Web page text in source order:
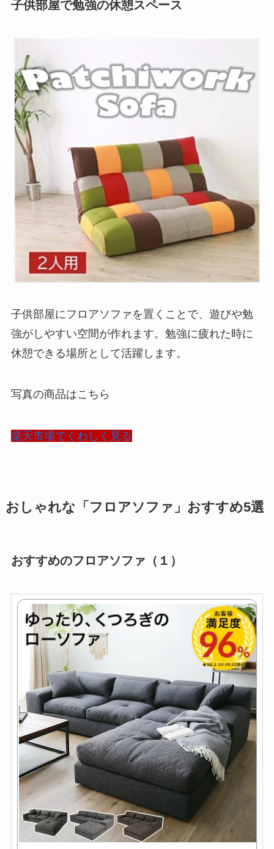
子供部屋で勉強の休憩スペース
子供部屋にフロアソファを置くことで、遊びや勉
強がしやすい空間が作れます。勉強に疲れた時に
休憩できる場所として活躍します。
写真の商品はこちら
楽天市場でくわしく見る
おしゃれな「フロアソファ」おすすめ5選
おすすめのフロアソファ（１）